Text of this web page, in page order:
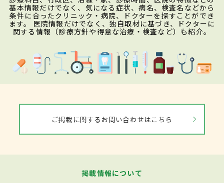
基本情報だけでなく、気になる症状、病名、検査名などから
条件に合ったクリニック・病院、ドクターを探すことができ
ます。 医院情報だけでなく、独自取材に基づき、ドクターに
関する情報（診療方針や得意な治療・検査など）も紹介。
ご掲載に関するお問い合わせはこちら
掲載情報について